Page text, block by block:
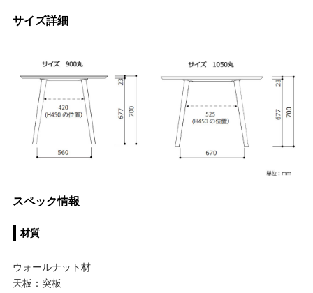
サイズ詳細
スペック情報
材質
ウォールナット材
天板：突板